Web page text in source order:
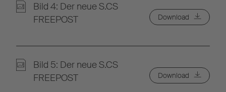
Bild 4: Der neue S.CS
FREEPOST
Download
Bild 5: Der neue S.CS
FREEPOST
Download